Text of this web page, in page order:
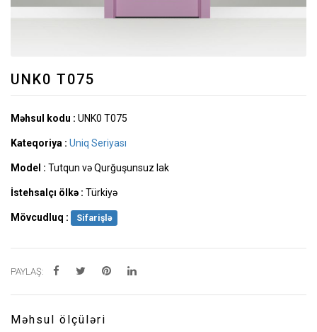
UNK0 T075
Məhsul kodu : UNK0 T075
Kateqoriya : Uniq Seriyası
Model : Tutqun və Qurğuşunsuz lak
İstehsalçı ölkə : Türkiyə
Mövcudluq : Sifarişlə
PAYLAŞ:
Məhsul ölçüləri